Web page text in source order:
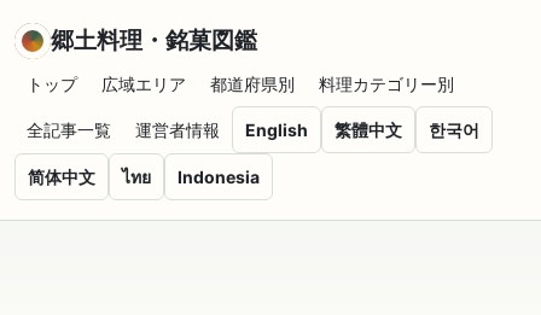
郷土料理・銘菓図鑑
トップ 広域エリア 都道府県別 料理カテゴリー別
全記事一覧 運営者情報 English 繁體中文 한국어
简体中文 ไทย Indonesia